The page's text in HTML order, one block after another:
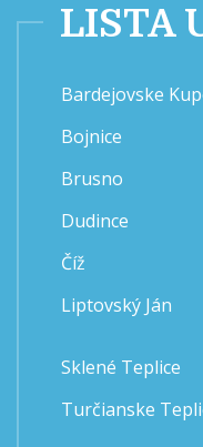
LISTA
Bardejovske
Bojnice
Brusno
Dudince
Číž
Liptovský Ján
Sklené Teplice
Turčianske